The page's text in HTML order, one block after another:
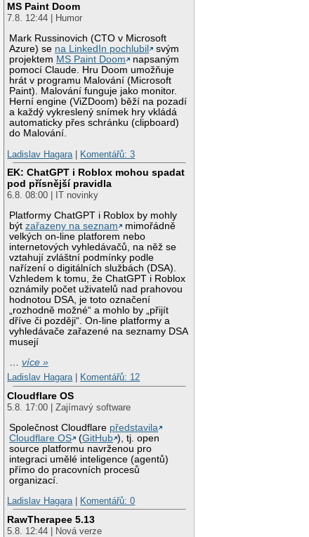
MS Paint Doom
7.8. 12:44 | Humor
Mark Russinovich (CTO v Microsoft
Azure) se na LinkedIn pochlubil
svým
projektem MS Paint Doom
napsaným
pomocí Claude. Hru Doom umožňuje
hrát v programu Malování (Microsoft
Paint). Malování funguje jako monitor.
Herní engine (ViZDoom) běží na pozadí
a každý vykreslený snímek hry vkládá
automaticky přes schránku (clipboard)
do Malování.
Ladislav Hagara
Komentářů: 3
EK: ChatGPT i Roblox mohou spadat
pod přísnější pravidla
6.8. 08:00 | IT novinky
Platformy ChatGPT i Roblox by mohly
býtzařazeny na seznam
mimořádně
velkých on-line platforem nebo
internetových vyhledávačů, na něž se
vztahují zvláštní podmínky podle
nařízení o digitálních službách (DSA).
Vzhledem k tomu, že ChatGPT i Roblox
oznámily počet uživatelů nad prahovou
hodnotou DSA, je toto označení
„rozhodně možné“ a mohlo by „přijít
dříve či později“. On-line platformy a
vyhledávače zařazené na seznamy DSA
musejí
…více »
Ladislav Hagara| Komentářů: 12
Cloudflare OS
5.8. 17:00 | Zajímavý software
Společnost Cloudflare představila
Cloudflare OS
(GitHub ), tj. open
source platformu navrženou pro
integraci umělé inteligence (agentů)
přímo do pracovních procesů
organizací.
Ladislav Hagara| Komentářů: 0
RawTherapee 5.13
5.8. 12:44 | Nová verze